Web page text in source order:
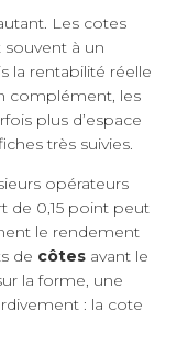
Les cotes
souvent à un
la rentabilité réelle
complément, les
plus d’espace
très suivies.
opérateurs
de 0,15 point peut
le rendement
de côtes avant le
la forme, une
: la cote